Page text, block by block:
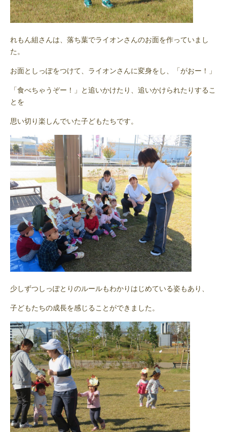
れもん組さんは、落ち葉でライオンさんのお面を作っていまし
た。
お面としっぽをつけて、ライオンさんに変身をし、「がおー！」
「食べちゃうぞー！」と追いかけたり、追いかけられたりするこ
とを
思い切り楽しんでいた子どもたちです。
少しずつしっぽとりのルールもわかりはじめている姿もあり、
子どもたちの成長を感じることができました。